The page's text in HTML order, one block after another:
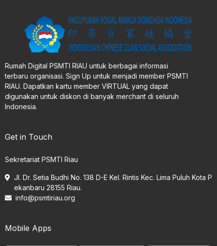
Rumah Digital PSMTI RIAU untuk berbagai informasi
terbaru organisasi. Sign Up untuk menjadi member PSMTI
RIAU. Dapatkan kartu member VIRTUAL yang dapat
digunakan untuk diskon di banyak merchant di seluruh
Indonesia.
Get in Touch
Sekretariat PSMTI Riau
Jl. Dr. Setia Budhi No. 138 D-E Kel. Rintis Kec. Lima Puluh Kota P
ekanbaru 28155 Riau.
info@psmtiriau.org
Mobile Apps